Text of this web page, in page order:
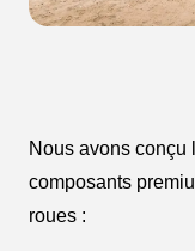
Nous avons conçu
composants
roues :